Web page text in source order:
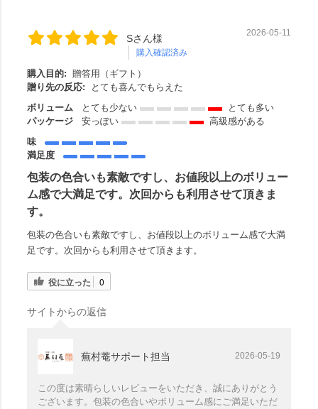
Sさん様
購入確認済み
2026-05-11
購入目的:
贈答用（ギフト）
贈り先の反応:
とても喜んでもらえた
ボリューム
とても少ない
とても多い
パッケージ
安っぽい
高級感がある
味
満足度
包装の色合いも素敵ですし、お値段以上のボリュー
ム感で大満足です。次回からも利用させて頂きま
す。
包装の色合いも素敵ですし、お値段以上のボリューム感で大満
足です。次回からも利用させて頂きます。
役に立った 0
サイトからの返信
蕪村菴サポート担当 2026-05-19
この度は素晴らしいレビューをいただき、誠にありがとう
ございます。包装の色合いやボリューム感にご満足いただ